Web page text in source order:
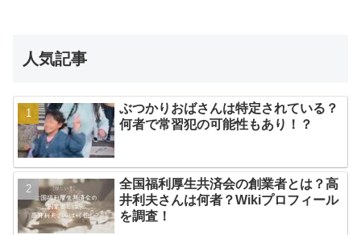
人気記事
ぶつかりおばさんは特定されている？
何者で常習犯の可能性もあり！？
全国福利厚生共済会の創業者とは？高
井利夫さんは何者？Wikiプロフィール
を調査！